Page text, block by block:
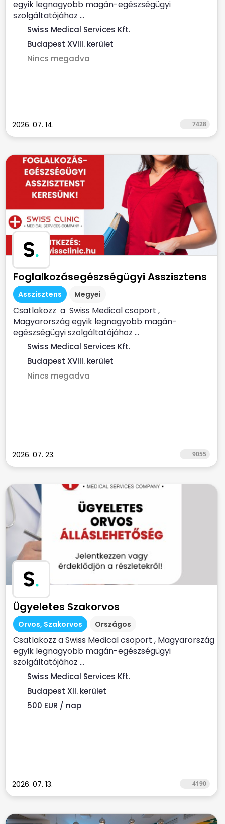
egyik legnagyobb magán-egészségügyi
szolgáltatójához ...
Swiss Medical Services Kft.
Budapest XVIII. kerület
Nincs megadva
2026. 07. 14. 7428
S.
Foglalkozásegészségügyi Asszisztens
Asszisztens Megyei
Csatlakozz a Swiss Medical csoport ,
Magyarország egyik legnagyobb magán-
egészségügyi szolgáltatójához ...
Swiss Medical Services Kft.
Budapest XVIII. kerület
Nincs megadva
2026. 07. 23. 9055
S.
Ügyeletes Szakorvos
Orvos, Szakorvos Országos
Csatlakozz a Swiss Medical csoport , Magyarország
egyik legnagyobb magán-egészségügyi
szolgáltatójához ...
Swiss Medical Services Kft.
Budapest XII. kerület
500 EUR / nap
2026. 07. 13. 4190